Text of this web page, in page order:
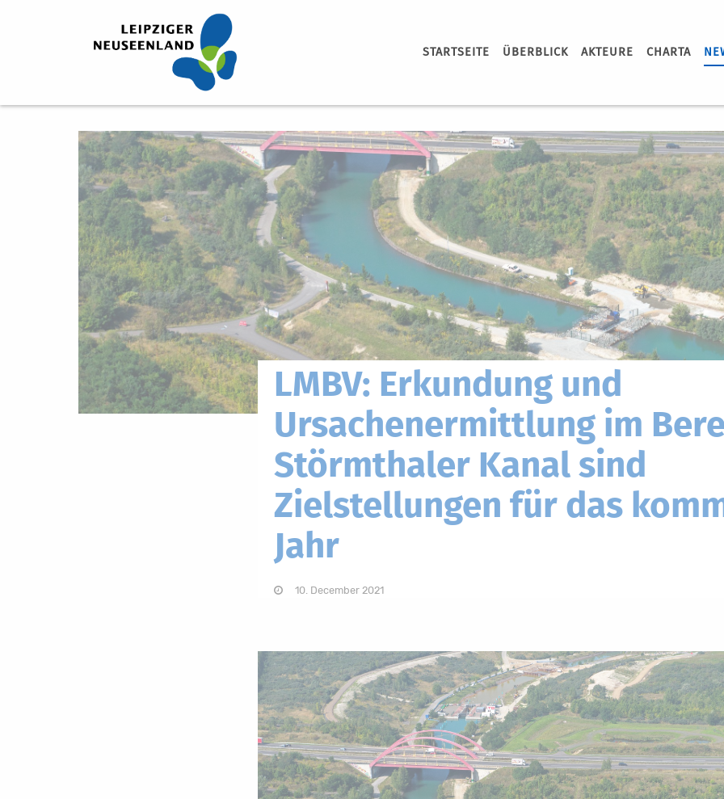
STARTSEITE ÜBERBLICK AKTEURE CHARTA
LMBV: Erkundung und
Ursachenermittlung im
Störmthaler Kanal sind
Zielstellungen für das
Jahr
10. December 2021